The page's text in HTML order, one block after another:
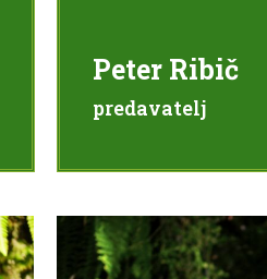
Peter Ribič
predavatelj